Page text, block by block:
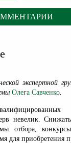
экспертной
Олега Савченко.
невелик.
отбора,
для приобретения